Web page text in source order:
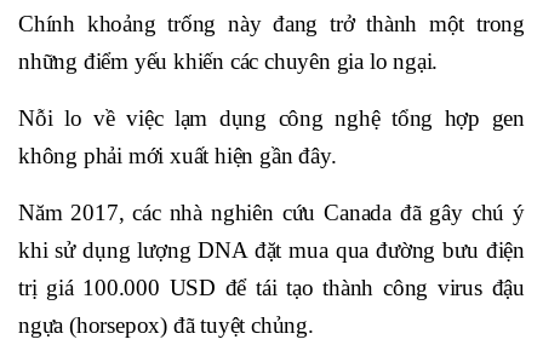
Chính khoảng trống này đang trở thành một trong
những điểm yếu khiến các chuyên gia lo ngại.
Nỗi lo về việc lạm dụng công nghệ tổng hợp gen
không phải mới xuất hiện gần đây.
Năm 2017, các nhà nghiên cứu Canada đã gây chú ý
khi sử dụng lượng DNA đặt mua qua đường bưu điện
trị giá 100.000 USD để tái tạo thành công virus đậu
ngựa (horsepox) đã tuyệt chủng.